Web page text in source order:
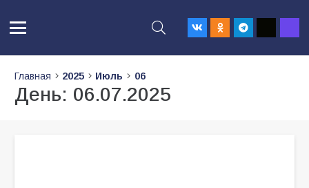
Главная 2025 Июль 06
День: 06.07.2025